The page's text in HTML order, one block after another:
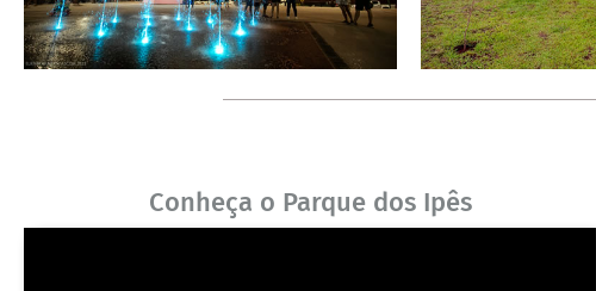
Conheça o Parque dos Ipês